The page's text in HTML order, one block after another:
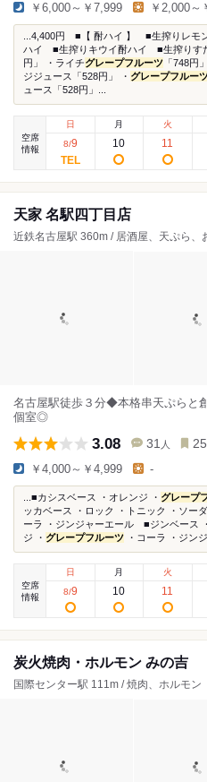
￥6,000～￥7,999 ￥2,000～
...4,400円 ■【 酎ハイ 】 ■生搾りレモ
ハイ ■生搾りキウイ酎ハイ ■生搾りす
円」 ・ライチグレープフルーツ 「748円
ジジュース「528円」 ・ グレープフルー
ュース「528円」...
空席
情報
日
8/9
月
10
火
11
天家 名駅四丁目店
近鉄名古屋駅 360m / 居酒屋、天ぷら、
名古屋駅徒歩３分◆本格串天ぷらと
個室◎
3.08 31 人
￥4,000～￥4,999 -
...■カシスベース ・オレンジ ・ グレープ
ッカベース ・ロック ・トニック ・ソー
ーラ ・ジンジャーエール ■ジンベース
ジ ・ グレープフルーツ ・コーラ ・ジン
空席
情報
日
8/9
月
10
火
11
炭火焼肉・ホルモン みの吉
国際センター駅 111m / 焼肉、ホルモン